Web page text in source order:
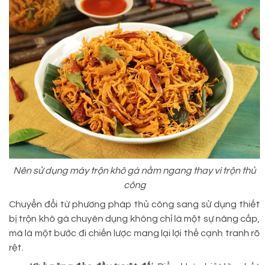
Nên sử dụng máy trộn khô gà nằm ngang thay vì trộn thủ
công
Chuyển đổi từ phương pháp thủ công sang sử dụng thiết
bị trộn khô gà chuyên dụng không chỉ là một sự nâng cấp,
mà là một bước đi chiến lược mang lại lợi thế cạnh tranh rõ
rệt.